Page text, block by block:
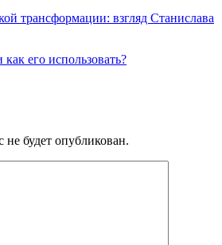
трансформации: взгляд Станислава
его использовать?
будет опубликован.